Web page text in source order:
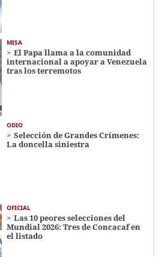
MISA
El Papa llama a la comunidad
internacional a apoyar a Venezuela
tras los terremotos
ODIO
Selección de Grandes Crímenes:
La doncella siniestra
OFICIAL
Las 10 peores selecciones del
Mundial 2026: Tres de Concacaf en
el listado